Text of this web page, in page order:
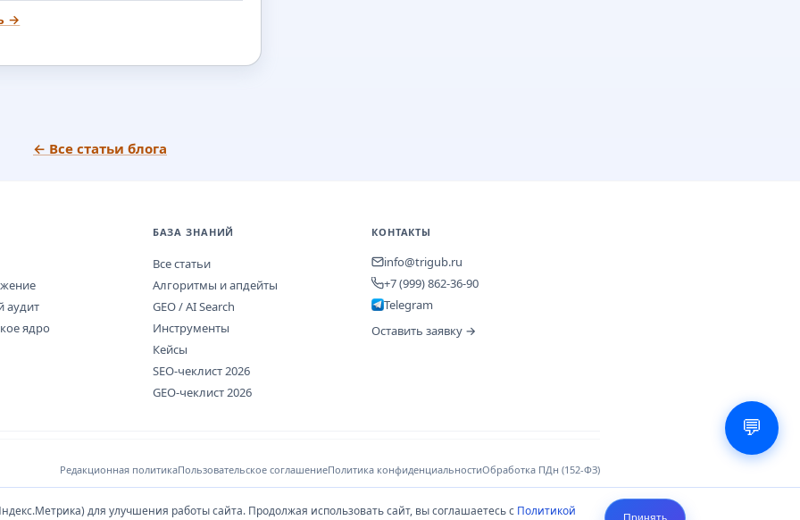
→
← Все статьи блога
аудит
ядро
БАЗА ЗНАНИЙ
Все статьи
Алгоритмы и апдейты
GEO / AI Search
Инструменты
Кейсы
SEO-чеклист 2026
GEO-чеклист 2026
КОНТАКТЫ
info@trigub.ru
+7 (999) 862-36-90
Telegram
Оставить заявку →
Редакционная политикаПользовательское соглашениеПолитика конфиденциальностиОбработка ПДн (152-ФЗ)
сайт и отправляя форму, вы соглашаетесь с Политикой обработки ПДн. Оператор: ИП Тригуб Александр
для улучшения работы сайта. Продолжая использовать сайт, вы соглашаетесь с Политикой
💬